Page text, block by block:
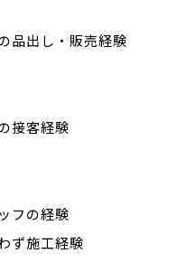
品出し・販売経験
接客経験
フの経験
ず施工経験